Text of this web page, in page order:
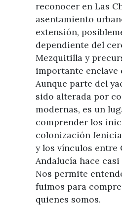
reconocer en Las
asentamiento
extensión,
dependiente del
Mezquitilla y
importante enclave
Aunque parte del
sido alterada por
modernas, es un
comprender los
colonización
y los vínculos entre
Andalucía hace
Nos permite
fuimos para
quienes somos.